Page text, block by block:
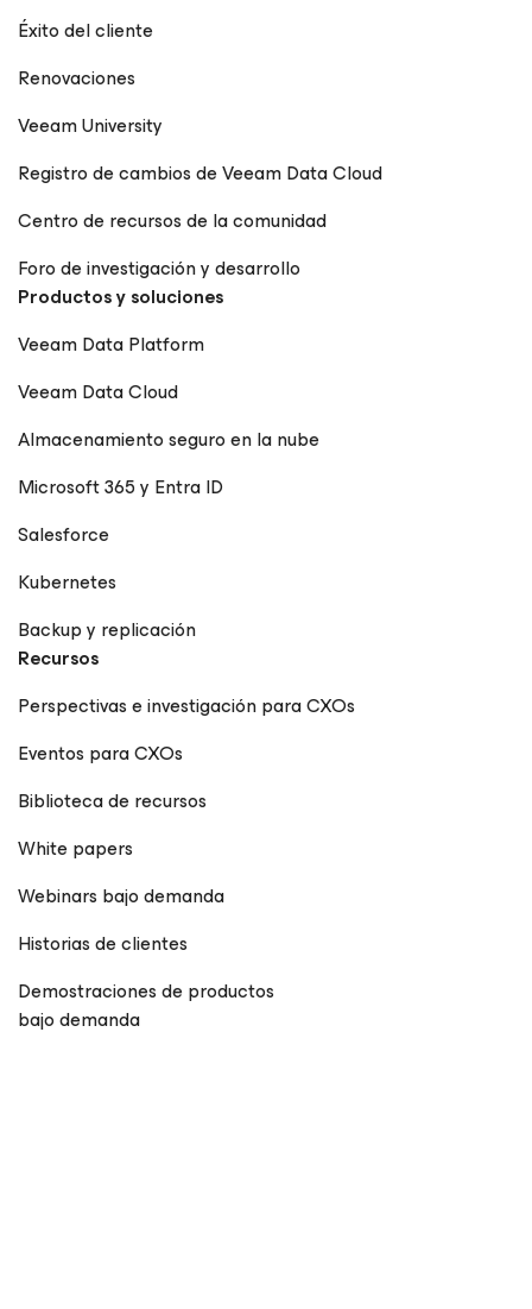
Éxito del cliente
Renovaciones
Veeam University
Registro de cambios de Veeam Data Cloud
Centro de recursos de la comunidad
Foro de investigación y desarrollo
Productos y soluciones
Veeam Data Platform
Veeam Data Cloud
Almacenamiento seguro en la nube
Microsoft 365 y Entra ID
Salesforce
Kubernetes
Backup y replicación
Recursos
Perspectivas e investigación para CXOs
Eventos para CXOs
Biblioteca de recursos
White papers
Webinars bajo demanda
Historias de clientes
Demostraciones de productos
bajo demanda